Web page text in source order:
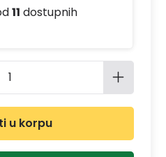
11 dostupnih
Unesite
u korpu